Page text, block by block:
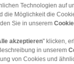
Technologien auf
die Möglichkeit die
Sie in unserem
akzeptieren" klicken,
in unserem
von Cookies und
|Impressum |